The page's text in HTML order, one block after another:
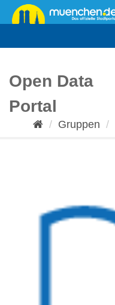
Überspringen
zum
Open Data
Portal
Gruppen